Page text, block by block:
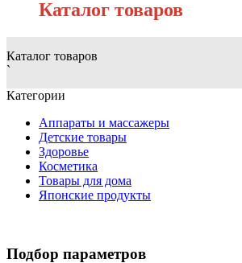
Каталог товаров
Каталог товаров
`
Категории
Аппараты и массажеры
Детские товары
Здоровье
Косметика
Товары для дома
Японские продукты
Подбор параметров